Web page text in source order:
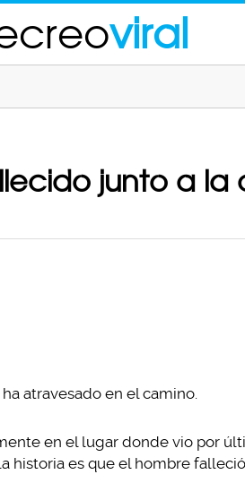
viral
junto a
atravesado en el camino.
en el lugar donde vio por
historia es que el hombre